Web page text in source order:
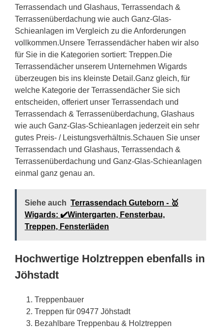
Terrassendach und Glashaus, Terrassendach &
Terrassenüberdachung wie auch Ganz-Glas-
Schieanlagen im Vergleich zu die Anforderungen
vollkommen.Unsere Terrassendächer haben wir also
für Sie in die Kategorien sortiert: Treppen.Die
Terrassendächer unserem Unternehmen Wigards
überzeugen bis ins kleinste Detail.Ganz gleich, für
welche Kategorie der Terrassendächer Sie sich
entscheiden, offeriert unser Terrassendach und
Terrassendach & Terrassenüberdachung, Glashaus
wie auch Ganz-Glas-Schieanlagen jederzeit ein sehr
gutes Preis- / Leistungsverhältnis.Schauen Sie unser
Terrassendach und Glashaus, Terrassendach &
Terrassenüberdachung und Ganz-Glas-Schieanlagen
einmal ganz genau an.
Siehe auch Terrassendach Guteborn - 🥇
Wigards: ✔️Wintergarten, Fensterbau,
Treppen, Fensterläden
Hochwertige Holztreppen ebenfalls in
Jöhstadt
Treppenbauer
Treppen für 09477 Jöhstadt
Bezahlbare Treppenbau & Holztreppen